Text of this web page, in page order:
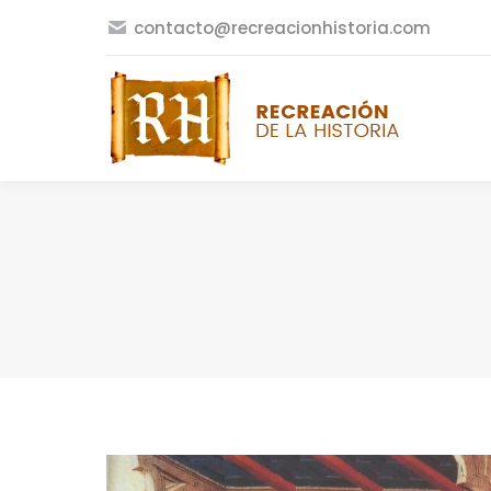
contacto@recreacionhistoria.com